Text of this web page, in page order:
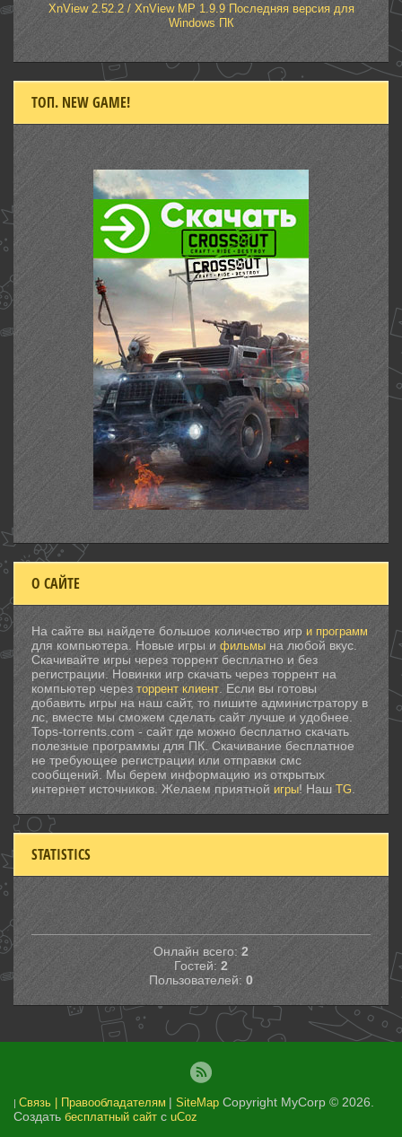
XnView 2.52.2 / XnView MP 1.9.9 Последняя версия для
Windows ПК
ТОП. NEW GAME!
О САЙТЕ
На сайте вы найдете большое количество игр и программ
для компьютера. Новые игры и фильмы на любой вкус.
Скачивайте игры через торрент бесплатно и без
регистрации. Новинки игр скачать через торрент на
компьютер через торрент клиент . Если вы готовы
добавить игры на наш сайт, то пишите администратору в
лс, вместе мы сможем сделать сайт лучше и удобнее.
Tops-torrents.com - сайт где можно бесплатно скачать
полезные программы для ПК. Скачивание бесплатное
не требующее регистрации или отправки смс
сообщений. Мы берем информацию из открытых
интернет источников. Желаем приятной игры! НашTG
STATISTICS
Онлайн всего: 2
Гостей: 2
Пользователей: 0
| Связь | Правообладателям | SiteMap Copyright MyCorp © 2026
Создать бесплатный сайт с uCoz